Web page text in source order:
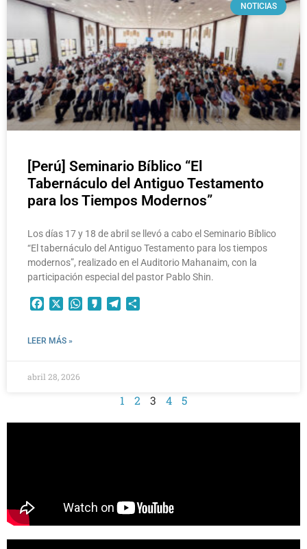
NOTICIAS
[Perú] Seminario Bíblico “El
Tabernáculo del Antiguo Testamento
para los Tiempos Modernos”
Los días 17 y 18 de abril se llevó a cabo el Seminario Bíblico
“El tabernáculo del Antiguo Testamento para los tiempos
modernos”, realizado en el Auditorio Mahanaim, con la
participación especial del pastor Pablo Shin.
FacebookWhatsApp
KakaoTelegram
LEER MÁS »
abril 28, 2026
1 2 3 4 5